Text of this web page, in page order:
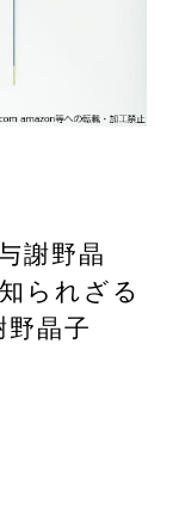
謝野晶
られざる
野晶子